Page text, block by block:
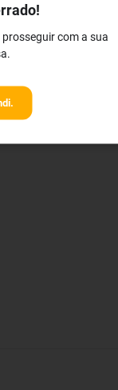
com a sua